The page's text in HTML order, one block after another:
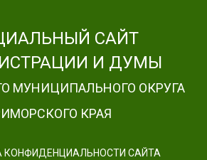
САЙТ
И ДУМЫ
МУНИЦИПАЛЬНОГО ОКРУГА
КРАЯ
КОНФИДЕНЦИАЛЬНОСТИ САЙТА